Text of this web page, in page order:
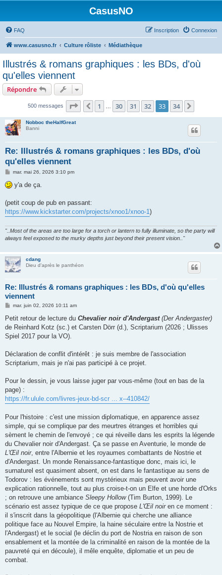
CasusNO
FAQ Connexion
Inscription
www.casusno.fr Culture rôliste Médiathèque
Illustrés & romans graphiques : les BDs, d'où
qu'elles viennent
Répondre
500 messages Page 33 sur 34
Précédent
1 30 31 32 33 34
Nobboc theHalfGreat
Banni
Re: Illustrés & romans graphiques : les BDs, d'où
qu'elles viennent
M
s
s
g
mar. mai 26, 2026 3:10 pm
y'a de ça.
(petit coup de pub en passant:
https://www.kickstarter.com/projects/xnoo1/xnoo-1)
"..Most of the areas are too large for a torch or lantern to fully illuminate, so the party will
always feel exposed to the murky depths just beyond their present vision.."
cdang
Dieu d'après le panthéon
Re: Illustrés & romans graphiques : les BDs, d'où qu'elles
viennent
M
s
a
g
mar. juin 02, 2026 10:11 am
Petit retour de lecture du Chevalier noir d'Andergast(Der Andergaster)
de Reinhard Kotz (sc.) et Carsten Dörr (d.), Scriptarium (2026 ; Ulisses
Spiel 2017 pour la VO).
Déclaration de conflit d'intérêt : je suis membre de l'association
Scriptarium, mais je n'ai pas participé à ce projet.
Pour le dessin, je vous laisse juger par vous-même (tout en bas de la
page) :
https://fr.ulule.com/livres-jeux-bd-scr ... x--410842/
Pour l'histoire : c'est une mission diplomatique, en apparence assez
simple, qui se complique par des meurtres étranges et horribles qui
sèment le chemin de l'envoyé ; ce qui réveille dans les esprits la légende
du Chevalier noir d'Andergast. Ça se passe en Aventurie, le monde de
L'Œil noir, entre l'Albernie et les royaumes combattants de Nostrie et
d'Andergast. Un monde Renaissance-fantastique donc, mais ici, le
surnaturel est quasiment absent, on est dans le fantastique au sens de
Todorov : les événements sont mystérieux mais peuvent avoir une
explication rationnelle, tout au plus croise-t-on un Elfe et une horde d'Orks
; on retrouve une ambiance Sleepy Hollow(Tim Burton, 1999). Le
scénario est assez typique de ce que propose L'Œil noiren ce moment :
il s'inscrit dans la géopolitique (l'Albernie qui cherche une alliance
politique face au Nouvel Empire, la haine séculaire entre la Nostrie et
l'Andergast) et le social (le déclin du port de Nostria en raison de son
ensablement et la montée de la criminalité en raison de la montée de la
pauvreté qui en découle), il mêle enquête, diplomatie et un peu de
combat.